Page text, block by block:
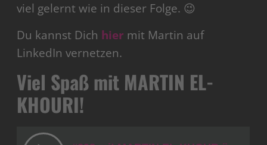
viel gelernt wie in dieser Folge. 😉
Du kannst Dich hier mit Martin auf
LinkedIn vernetzen.
Viel Spaß mit MARTIN EL-
KHOURI!